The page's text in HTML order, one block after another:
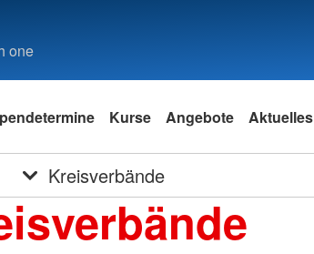
one
Kurse Angebote Aktuelles
Kreisverbände